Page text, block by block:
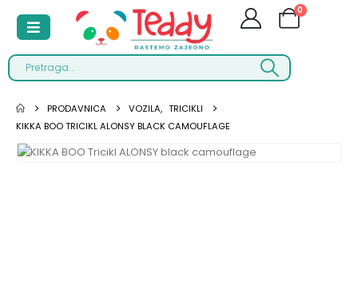
0
PRODAVNICA VOZILA, TRICIKLI
KIKKA BOO TRICIKL ALONSY BLACK CAMOUFLAGE